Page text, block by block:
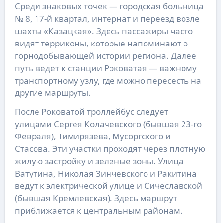
Среди знаковых точек — городская больница
№ 8, 17-й квартал, интернат и переезд возле
шахты «Казацкая». Здесь пассажиры часто
видят терриконы, которые напоминают о
горнодобывающей истории региона. Далее
путь ведет к станции Роковатая — важному
транспортному узлу, где можно пересесть на
другие маршруты.
После Роковатой троллейбус следует
улицами Сергея Колачевского (бывшая 23-го
Февраля), Тимирязева, Мусоргского и
Стасова. Эти участки проходят через плотную
жилую застройку и зеленые зоны. Улица
Ватутина, Николая Зинчевского и Ракитина
ведут к электрической улице и Сичеславской
(бывшая Кремлевская). Здесь маршрут
приближается к центральным районам.